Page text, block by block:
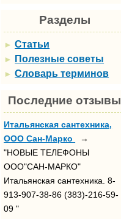
Разделы
► Статьи
► Полезные советы
► Словарь терминов
Последние отзывы
Итальянская сантехника,
ООО Сан-Марко
→
"НОВЫЕ ТЕЛЕФОНЫ
ООО"САН-МАРКО"
Итальянская сантехника. 8-
913-907-38-86 (383)-216-59-
09 "